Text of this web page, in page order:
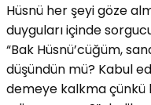
Hüsnü her şeyi göze
duyguları içinde
“Bak Hüsnü’cüğüm,
düşündün mü? Kabul
demeye kalkma çünkü